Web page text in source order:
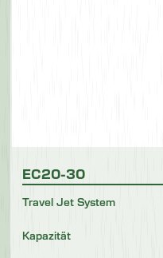
EC20-30
Travel Jet System
Kapazität